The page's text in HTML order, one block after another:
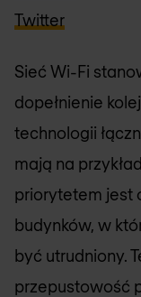
Twitter
Sieć Wi-Fi
dopełnienie
technologii
mają na
priorytetem jest
budynków, w
być utrudniony.
przepustowość